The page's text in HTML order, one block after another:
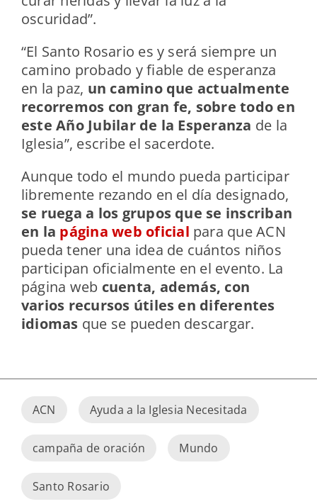
oscuridad”.
“El Santo Rosario es y será siempre un
camino probado y fiable de esperanza
en la paz, un camino que actualmente
recorremos con gran fe, sobre todo en
este Año Jubilar de la Esperanza de la
Iglesia”, escribe el sacerdote.
Aunque todo el mundo pueda participar
libremente rezando en el día designado,
se ruega a los grupos que se inscriban
en la página web oficial para que ACN
pueda tener una idea de cuántos niños
participan oficialmente en el evento. La
página web cuenta, además, con
varios recursos útiles en diferentes
idiomas que se pueden descargar.
ACN Ayuda a la Iglesia Necesitada
campaña de oración Mundo
Santo Rosario